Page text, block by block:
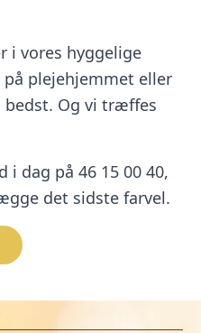
i vores hyggelige
plejehjemmet eller
bedst. Og vi træffes
i dag på 46 15 00 40,
det sidste farvel.